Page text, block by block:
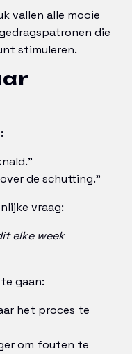
vallen alle mooie
die
stimuleren.
de schutting.”
vraag:
elke week
gaan:
het proces te
om fouten te